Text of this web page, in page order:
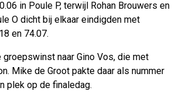
in Poule P, terwijl Rohan Brouwers en
O dicht bij elkaar eindigden met
en 74.07.
naar Gino Vos, die met
Mike de Groot pakte daar als nummer
plek op de finaledag.